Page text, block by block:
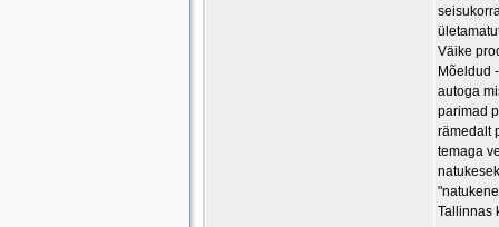
Väike
Mõeldud
autoga
parimad
rämedalt
temaga
Tallinnas